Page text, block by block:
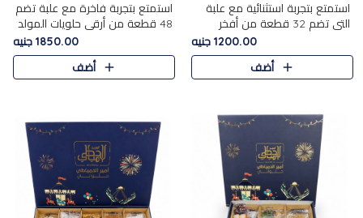
استمتع بتجربة استثنائية مع علبة
التي تضم 32 قطعة من أفخر
حلويات المولد الشرقية، في تشكيلة
تجمع بين الأصالة والاختيارات
الفاخرة. تحتوي العلبة..
1200.00 جنيه
أضف
استمتع بتجربة فاخرة مع علبة تضم
48 قطعة من أرقى حلويات المولد
الشرقية، في تشكيلة تجمع بين
الأصناف التقليدية الفاخرة والاختيارات
1850.00 جنيه
أضف